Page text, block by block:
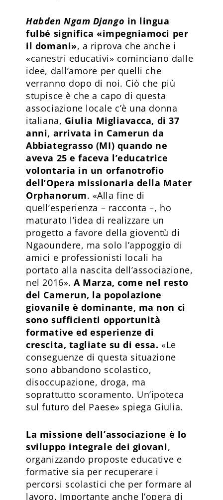
Habden Ngam Django in lingua
fulbé significa «impegniamoci per
il domani», a riprova che anche i
«canestri educativi» cominciano dalle
idee, dall’amore per quelli che
verranno dopo di noi. Ciò che più
stupisce è che a capo di questa
associazione locale c’è una donna
italiana, Giulia Migliavacca, di 37
anni, arrivata in Camerun da
Abbiategrasso (MI) quando ne
aveva 25 e faceva l’educatrice
volontaria in un orfanotrofio
dell’Opera missionaria della Mater
Orphanorum. «Alla fine di
quell’esperienza – racconta –, ho
maturato l’idea di realizzare un
progetto a favore della gioventù di
Ngaoundere, ma solo l’appoggio di
amici e professionisti locali ha
portato alla nascita dell’associazione,
nel 2016».A Marza, come nel resto
del Camerun, la popolazione
giovanile è dominante, ma non ci
sono sufficienti opportunità
formative ed esperienze di
crescita, tagliate su di essa. «Le
conseguenze di questa situazione
sono abbandono scolastico,
disoccupazione, droga, ma
soprattutto scoramento. Un’ipoteca
sul futuro del Paese» spiega Giulia.
La missione dell’associazione è lo
sviluppo integrale dei giovani,
organizzando proposte educative e
formative sia per recuperare i
percorsi scolastici che per formare al
lavoro. Importante anche l’opera di